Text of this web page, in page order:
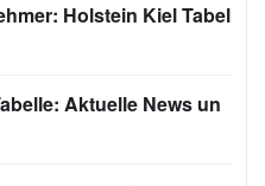
Holstein Kiel Tabel
Aktuelle News un